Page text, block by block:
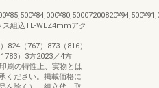
組込TL-WEZ4mmアク
824（767）873（816）
）3方2023／4方
刷の特性上、実物とは
ください。掲載価格に